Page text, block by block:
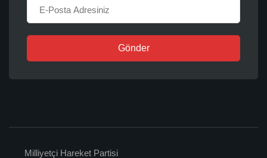
Gönder
Milliyetçi Hareket Partisi